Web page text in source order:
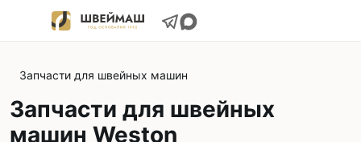
Запчасти для швейных машин
Запчасти для швейных
машин Weston